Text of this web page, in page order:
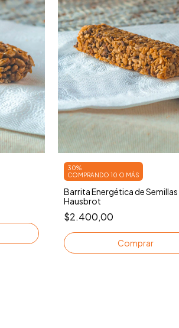
30%
COMPRANDO 10 O MÁS
Barrita Energética de Semillas
Hausbrot
$2.400,00